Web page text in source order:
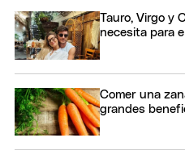
Tauro, Virgo y
necesita para
Comer una
grandes